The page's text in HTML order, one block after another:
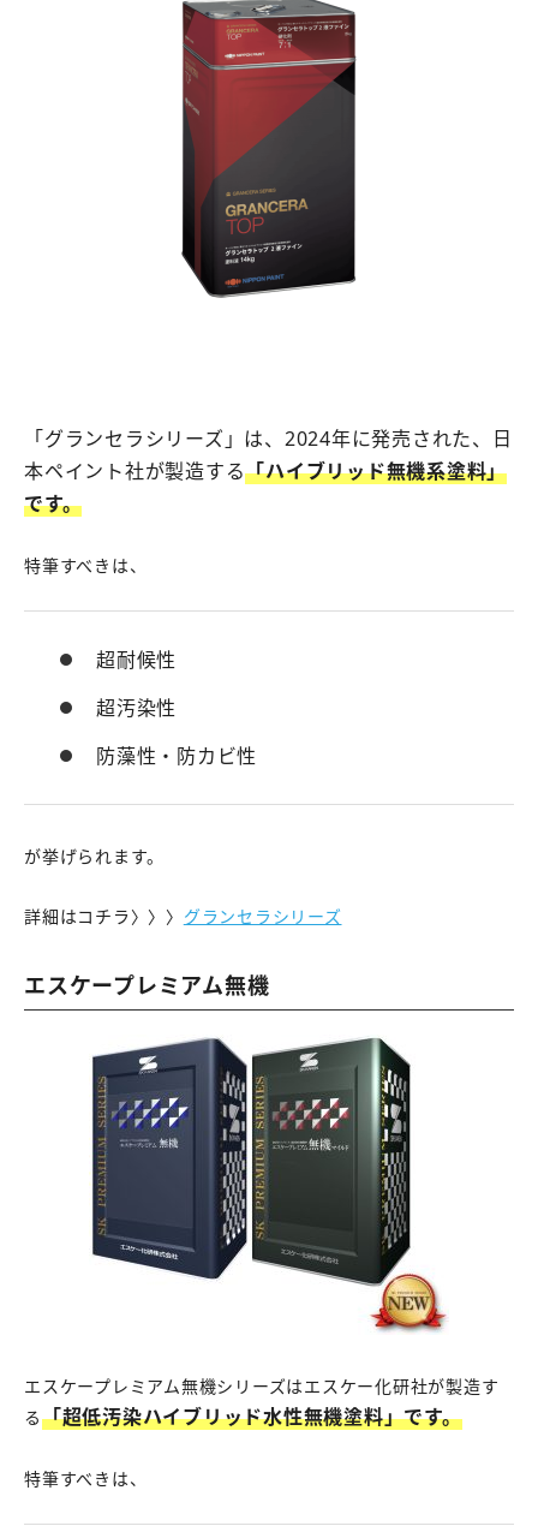
「グランセラシリーズ」は、2024年に発売された、日
本ペイント社が製造する「ハイブリッド無機系塗料」
です。
特筆すべきは、
超耐候性
超汚染性
防藻性・防カビ性
が挙げられます。
詳細はコチラ〉〉〉 グランセラシリーズ
エスケープレミアム無機
エスケープレミアム無機シリーズはエスケー化研社が製造す
る「超低汚染ハイブリッド水性無機塗料」です。
特筆すべきは、